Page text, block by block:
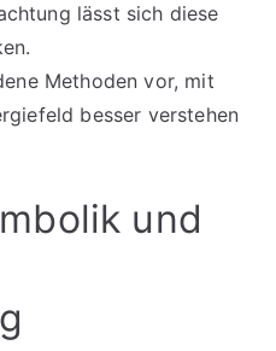
lässt sich diese
Methoden vor, mit
besser verstehen
und